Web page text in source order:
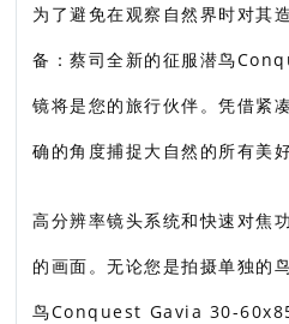
为了避免在观察自然界时对其
备：蔡司全新的征服潜鸟
镜将是您的旅行伙伴。凭借紧
确的角度捕捉大自然的所有美好
高分辨率镜头系统和快速对焦
的画面。无论您是拍摄单独的
鸟Conquest Gavia 30-